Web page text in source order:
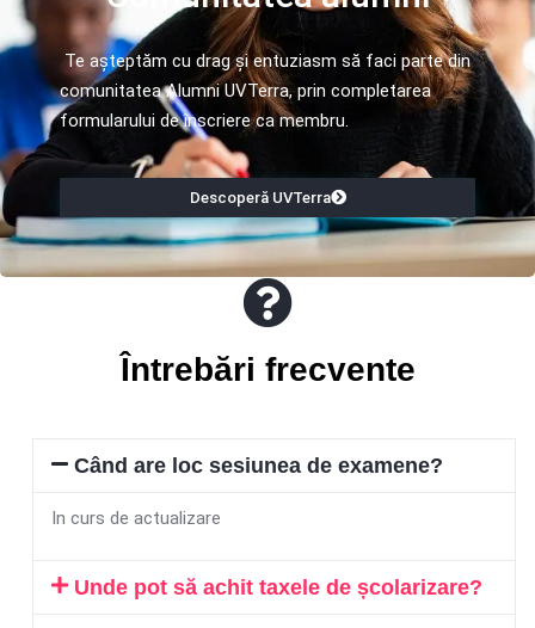
Te așteptăm cu drag și entuziasm să faci parte din
comunitatea Alumni UVTerra, prin completarea
formularului de înscriere ca membru.
Descoperă UVTerra
Întrebări frecvente
Când are loc sesiunea de examene?
In curs de actualizare
Unde pot să achit taxele de școlarizare?